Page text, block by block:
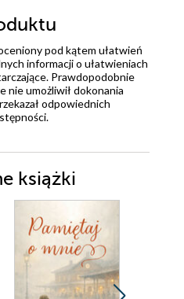
pod kątem ułatwień
informacji o ułatwieniach
Prawdopodobnie
nie umożliwił dokonania
odpowiednich
książki